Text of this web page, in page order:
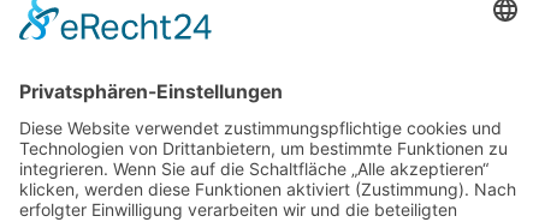
Home
Kontakt
Impressum
Anschrift
BSI Vertriebs GmbH
Donaustraße 2A